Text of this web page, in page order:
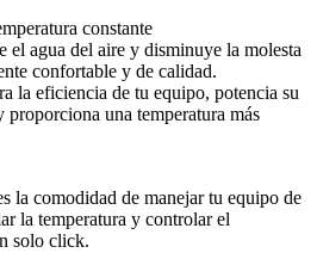
constante
el agua del aire y disminuye la molesta
confortable y de calidad.
la eficiencia de tu equipo, potencia su
una temperatura más
la comodidad de manejar tu equipo de
la temperatura y controlar el
solo click.